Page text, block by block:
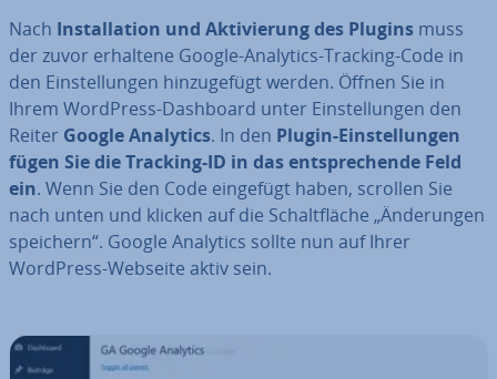
Nach In­stal­la­ti­on und Ak­ti­vie­rung des Plugins muss
der zuvor erhaltene Google-Analytics-Tracking-Code in
den Ein­stel­lun­gen hin­zu­ge­fügt werden. Öffnen Sie in
Ihrem WordPress-Dashboard unter Ein­stel­lun­gen den
Reiter Google Analytics. In den Plugin-Ein­stel­lun­gen
fügen Sie die Tracking-ID in das ent­spre­chen­de Feld
ein. Wenn Sie den Code eingefügt haben, scrollen Sie
nach unten und klicken auf die Schalt­flä­che „Än­de­run­gen
speichern“. Google Analytics sollte nun auf Ihrer
WordPress-Webseite aktiv sein.